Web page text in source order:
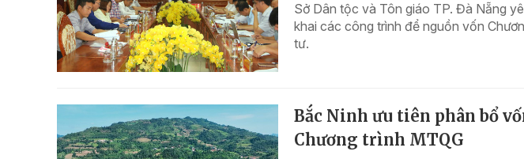
Sở Dân tộc và Tôn giáo TP. Đà Nẵng
khai các công trình để nguồn vốn
tư.
Bắc Ninh ưu tiên phân bổ
Chương trình MTQG